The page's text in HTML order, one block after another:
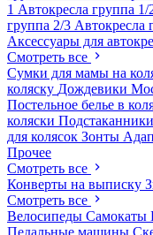
1 Автокресла группа 1/
группа 2/3 Автокресла
Аксессуары для
Смотреть все
Сумки для мамы на
коляску Дождевики
Постельное белье в
коляски Подстаканники
для колясок Зонты
Прочее
Смотреть все
Конверты на выписку
Смотреть все
Велосипеды Самокаты
Педальные машины